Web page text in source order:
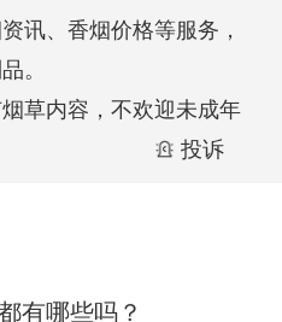
讯、香烟价格等服务，
。
草内容，不欢迎未成年
投诉
有哪些吗？